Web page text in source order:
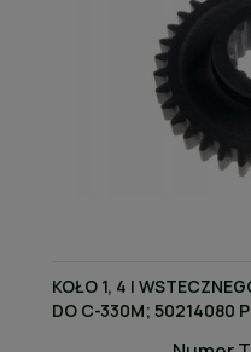
KOŁO 1, 4 I
DO C-330M; 50214080